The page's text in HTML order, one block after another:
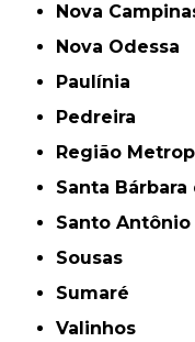
Nova
Nova Odessa
Paulínia
Pedreira
Região
Santa
Santo
Sousas
Sumaré
Valinhos